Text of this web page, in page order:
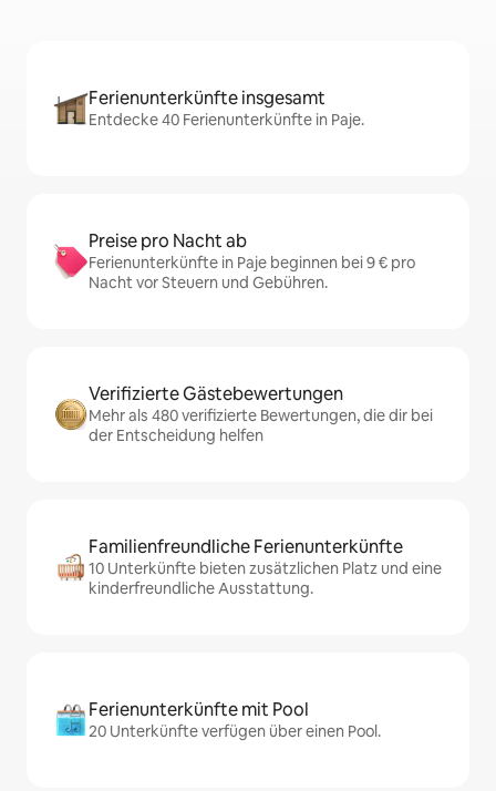
Ferienunterkünfte insgesamt
Entdecke 40 Ferienunterkünfte in Paje.
Preise pro Nacht ab
Ferienunterkünfte in Paje beginnen bei 9 € pro
Nacht vor Steuern und Gebühren.
Verifizierte Gästebewertungen
Mehr als 480 verifizierte Bewertungen, die dir bei
der Entscheidung helfen
Familienfreundliche Ferienunterkünfte
10 Unterkünfte bieten zusätzlichen Platz und eine
kinderfreundliche Ausstattung.
Ferienunterkünfte mit Pool
20 Unterkünfte verfügen über einen Pool.